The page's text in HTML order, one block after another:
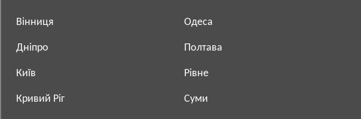
Вінниця
Дніпро
Київ
Кривий Ріг
Одеса
Полтава
Рівне
Суми